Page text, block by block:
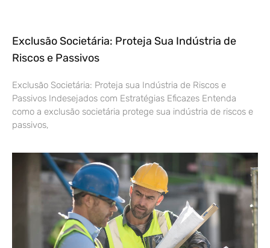
Exclusão Societária: Proteja Sua Indústria de
Riscos e Passivos
Exclusão Societária: Proteja sua Indústria de Riscos e
Passivos Indesejados com Estratégias Eficazes Entenda
como a exclusão societária protege sua indústria de riscos e
passivos,